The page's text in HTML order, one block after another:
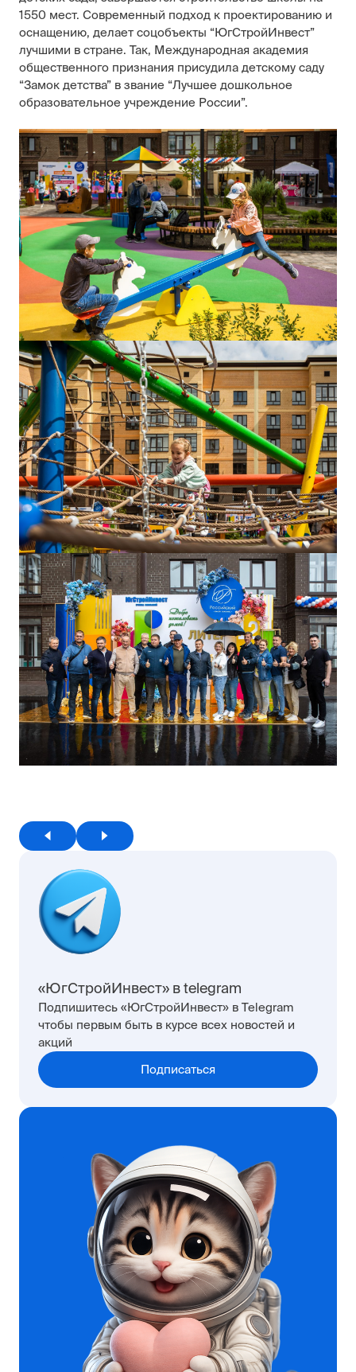
1550 мест. Современный подход к проектированию и
оснащению, делает соцобъекты “ЮгСтройИнвест”
лучшими в стране. Так, Международная академия
общественного признания присудила детскому саду
“Замок детства” в звание “Лучшее дошкольное
образовательное учреждение России”.
«ЮгСтройИнвест» в telegram
Подпишитесь «ЮгСтройИнвест» в Telegram
чтобы первым быть в курсе всех новостей и
акций
Подписаться